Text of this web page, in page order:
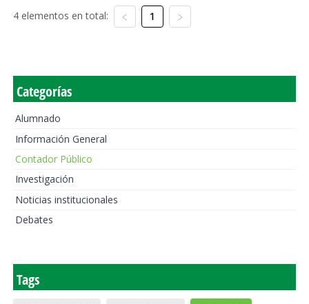
4 elementos en total: 1
Categorías
Alumnado
Información General
Contador Público
Investigación
Noticias institucionales
Debates
Tags